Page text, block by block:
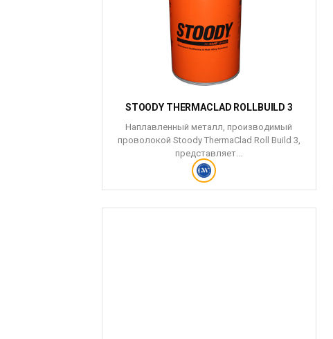
STOODY THERMACLAD ROLLBUILD 3
Наплавленный металл, производимый
проволокой Stoody ThermaClad Roll Build 3,
представляет...